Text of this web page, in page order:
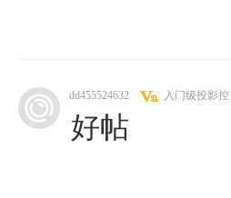
dd455524632 入门级投影控
好帖